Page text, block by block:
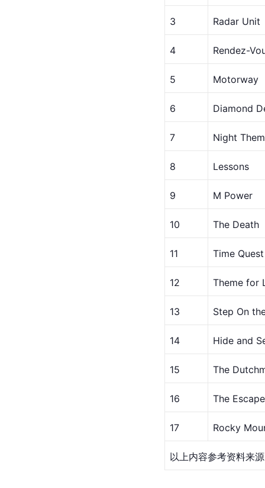
3 Radar Unit
4 Rendez-
5 Motorway
6 Diamond
7 Night
8 Lessons
9 M Power
10 The Death
11 Time Quest
12 Theme for
13 Step On
14 Hide and
15 The
16 The Escape
17 Rocky
以上内容参考资料来源